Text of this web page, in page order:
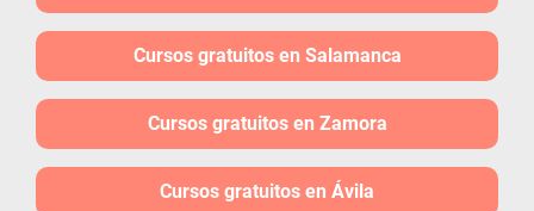
Cursos gratuitos en Salamanca
Cursos gratuitos en Zamora
Cursos gratuitos en Ávila